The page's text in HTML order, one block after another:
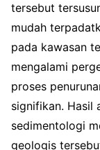
tersebut
mudah
pada kawasan
mengalami
proses
signifikan. Hasil
sedimentologi
geologis